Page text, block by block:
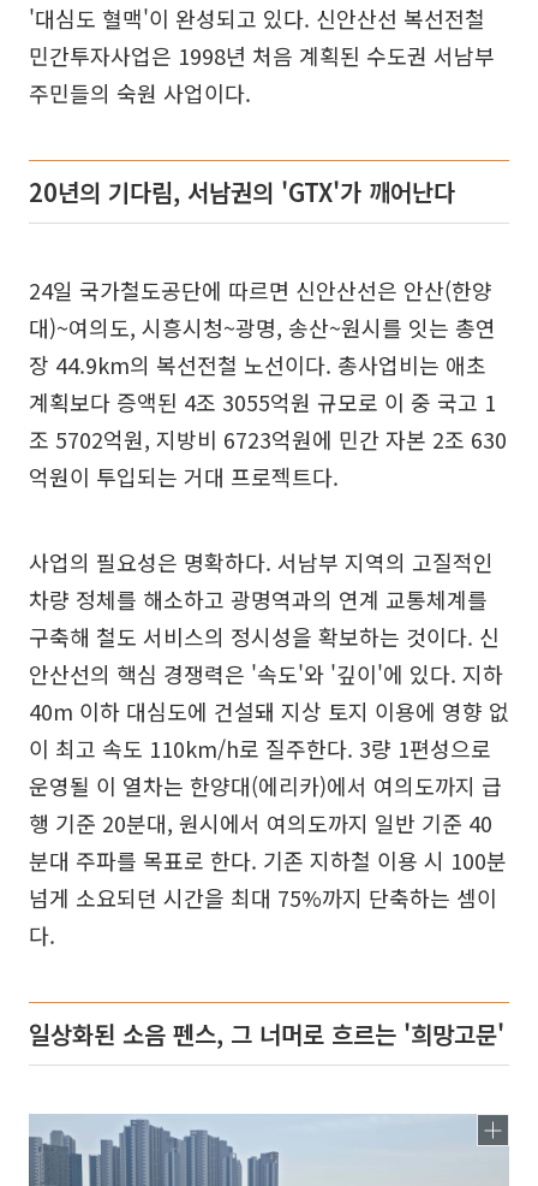
'대심도 혈맥'이 완성되고 있다. 신안산선 복선전철
민간투자사업은 1998년 처음 계획된 수도권 서남부
주민들의 숙원 사업이다.
20년의 기다림, 서남권의 'GTX'가 깨어난다
24일 국가철도공단에 따르면 신안산선은 안산(한양
대)~여의도, 시흥시청~광명, 송산~원시를 잇는 총연
장 44.9km의 복선전철 노선이다. 총사업비는 애초
계획보다 증액된 4조 3055억원 규모로 이 중 국고 1
조 5702억원, 지방비 6723억원에 민간 자본 2조 630
억원이 투입되는 거대 프로젝트다.
사업의 필요성은 명확하다. 서남부 지역의 고질적인
차량 정체를 해소하고 광명역과의 연계 교통체계를
구축해 철도 서비스의 정시성을 확보하는 것이다. 신
안산선의 핵심 경쟁력은 '속도'와 '깊이'에 있다. 지하
40m 이하 대심도에 건설돼 지상 토지 이용에 영향 없
이 최고 속도 110km/h로 질주한다. 3량 1편성으로
운영될 이 열차는 한양대(에리카)에서 여의도까지 급
행 기준 20분대, 원시에서 여의도까지 일반 기준 40
분대 주파를 목표로 한다. 기존 지하철 이용 시 100분
넘게 소요되던 시간을 최대 75%까지 단축하는 셈이
다.
일상화된 소음 펜스, 그 너머로 흐르는 '희망고문'